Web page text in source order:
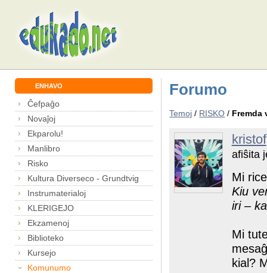
ENHAVO
Ĉefpaĝo
Novaĵoj
Ekparolu!
Manlibro
Risko
Kultura Diverseco - Grundtvig
Instrumaterialoj
KLERIGEJO
Ekzamenoj
Biblioteko
Kursejo
Komunumo
Forumo
Temoj / RISKO / Fremda
kristof
afiŝita
Mi
Kiu
iri –
Mi
kial?